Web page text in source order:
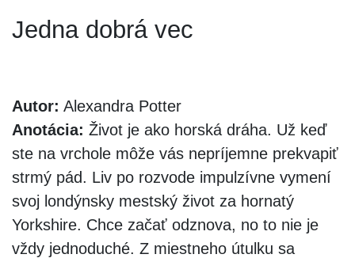
Jedna dobrá vec
Autor: Alexandra Potter
Anotácia: Život je ako horská dráha. Už keď
ste na vrchole môže vás nepríjemne prekvapiť
strmý pád. Liv po rozvode impulzívne vymení
svoj londýnsky mestský život za hornatý
Yorkshire. Chce začať odznova, no to nie je
vždy jednoduché. Z miestneho útulku sa